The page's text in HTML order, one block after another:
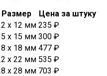
Размер
Цена за штуку
х 12 мм 235 ₽
х 15 мм 300 ₽
x 18 мм 477 ₽
х 22 мм 535 ₽
х 28 мм 703 ₽